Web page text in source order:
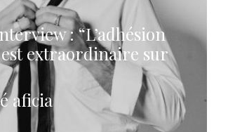
: “L’adhésion
extraordinaire sur
aficia